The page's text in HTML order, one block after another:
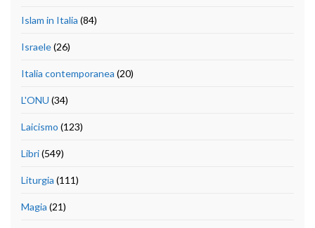
Islam in Italia (84)
Israele(26)
Italia contemporanea (20)
L'ONU (34)
Laicismo (123)
Libri(549)
Liturgia (111)
Magia (21)